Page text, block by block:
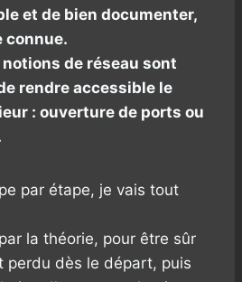
et de bien documenter,
connue.
de réseau sont
rendre accessible le
: ouverture de ports ou
par étape, je vais tout
la théorie, pour être sûr
perdu dès le départ, puis